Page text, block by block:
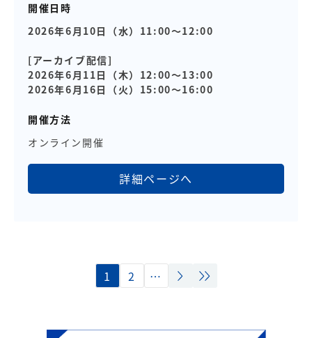
開催日時
2026年6月10日（水）11:00～12:00
[アーカイブ配信]
2026年6月11日（木）12:00～13:00
2026年6月16日（火）15:00～16:00
開催方法
オンライン開催
詳細ページへ
1 2 …